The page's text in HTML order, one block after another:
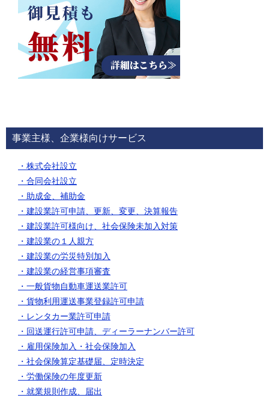
事業主様、企業様向けサービス
・株式会社設立
・合同会社設立
・助成金、補助金
・建設業許可申請、更新、変更、決算報告
・建設業許可様向け、社会保険未加入対策
・建設業の１人親方
・建設業の労災特別加入
・建設業の経営事項審査
・一般貨物自動車運送業許可
・貨物利用運送事業登録許可申請
・レンタカー業許可申請
・回送運行許可申請、ディーラーナンバー許可
・雇用保険加入 ・社会保険加入
・社会保険算定基礎届、定時決定
・労働保険の年度更新
・就業規則作成、届出